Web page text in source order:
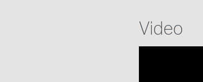
Video